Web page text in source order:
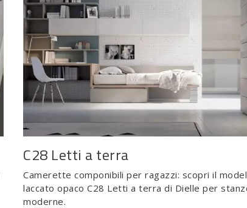
C28 Letti a terra
Camerette componibili per ragazzi: scopri il
laccato opaco C28 Letti a terra di Dielle per
moderne.